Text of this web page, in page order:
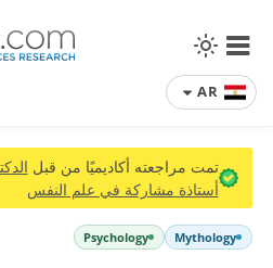
AR
تمت مراجعته أكاديميًا من قبل
أستاذة مشاركة في علم النفس
Mythology
Psychology